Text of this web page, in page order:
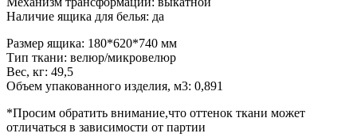
Наличие ящика для белья: да
Размер ящика: 180*620*740 мм
Тип ткани: велюр/микровелюр
Вес, кг: 49,5
Объем упакованного изделия, м3: 0,891
*Просим обратить внимание,что оттенок ткани может
отличаться в зависимости от партии